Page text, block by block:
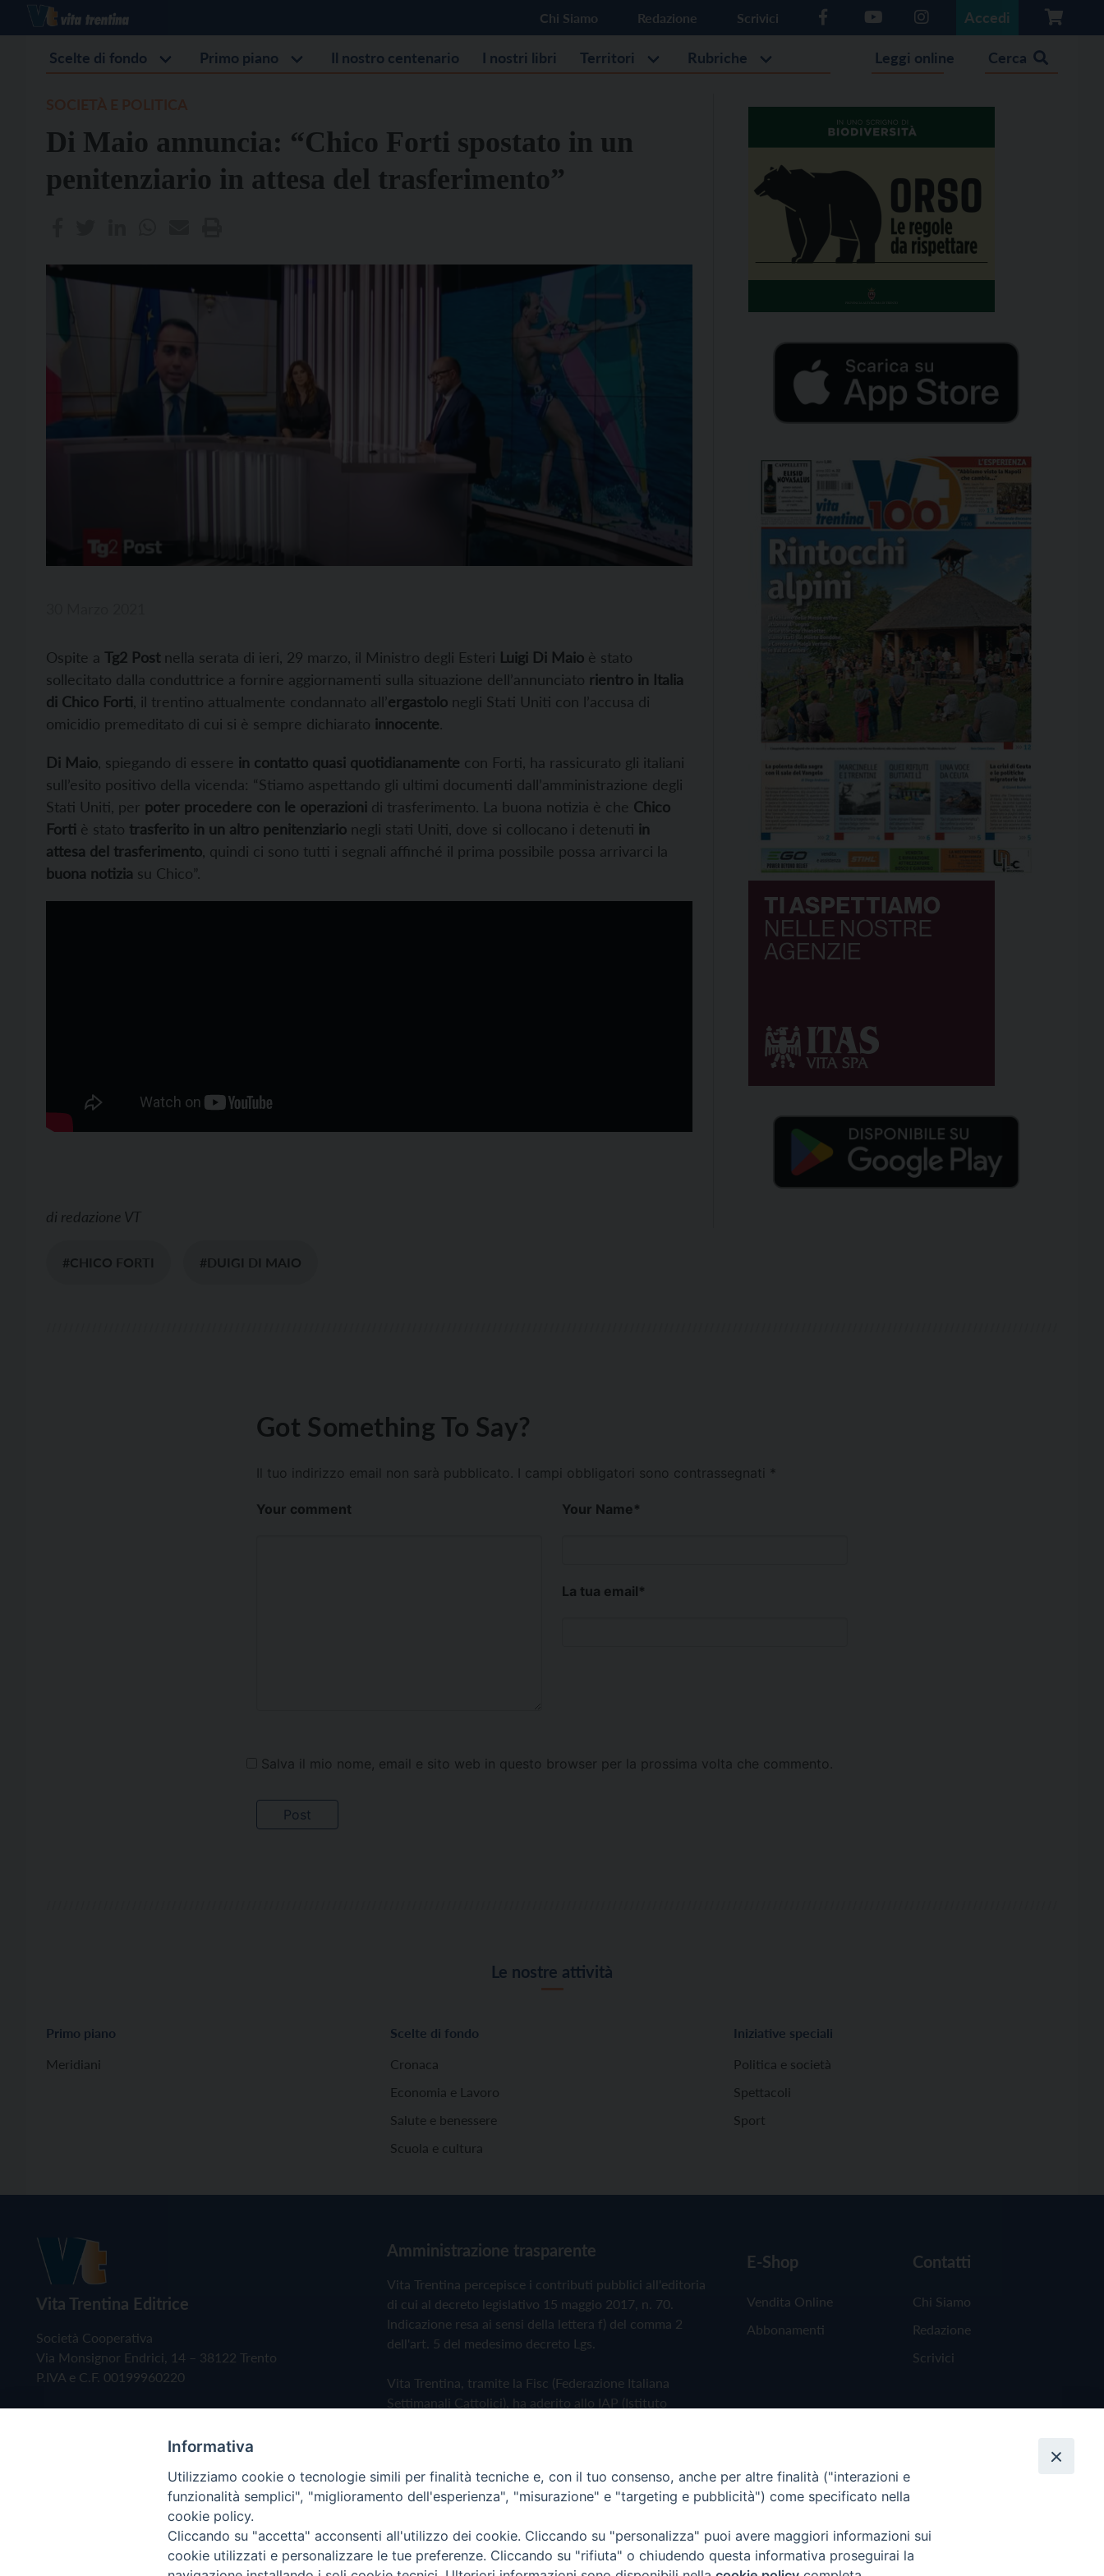
Chi Siamo Redazione Scrivici Accedi
Scelte di fondo Primo piano Il nostro centenario I nostri libri Territori Rubriche Leggi online Cerca
Di Maio annuncia: “Chico Forti spostato in un
penitenziario in attesa del trasferimento”
Ospite a Tg2 Post nella serata di ieri, 29 marzo, il Ministro degli Esteri Luigi Di Maio è stato
sollecitato dalla conduttrice a fornire aggiornamenti sulla situazione dell’annunciato rientro in Italia
di Chico Forti , il trentino attualmente condannato all’ergastolo negli Stati Uniti con l’accusa di
omicidio premeditato di cui si è sempre dichiarato innocente.
Di Maio , spiegando di essere in contatto quasi quotidianamente con Forti, ha rassicurato gli italiani
sull’esito positivo della vicenda: “Stiamo aspettando gli ultimi documenti dall’amministrazione degli
Stati Uniti, per poter procedere con le operazioni di trasferimento. La buona notizia è che Chico
Forti è stato trasferito in un altro penitenziario negli stati Uniti, dove si collocano i detenuti in
attesa del trasferimento , quindi ci sono tutti i segnali affinché il prima possibile possa arrivarci la
buona notizia su Chico”.
di redazione VT
#CHICO FORTI #DUIGI DI MAIO
Got Something To Say?
Il tuo indirizzo email non sarà pubblicato. I campi obbligatori sono contrassegnati *
Your comment Your Name*
La tua email*
Salva il mio nome, email e sito web in questo browser per la prossima volta che commento.
Le nostre attività
Primo piano
Meridiani
Scelte di fondo
Cronaca
Economia e Lavoro
Salute e benessere
Scuola e cultura
Iniziative speciali
Politica e società
Spettacoli
Sport
Vita Trentina Editrice
Società Cooperativa
Via Monsignor Endrici, 14 – 38122 Trento
P.IVA e C.F. 00199960220
Amministrazione trasparente
Vita Trentina percepisce i contributi pubblici all'editoria
di cui al decreto legislativo 15 maggio 2017, n. 70.
Indicazione resa ai sensi della lettera f) del comma 2
dell'art. 5 del medesimo decreto Lgs.
Vita Trentina, tramite la Fisc (Federazione Italiana
Settimanali Cattolici), ha aderito allo IAP (Istituto
Privacy Policy Cookie Policy
E-Shop
Vendita Online
Abbonamenti
Contatti
Chi Siamo
Redazione
Scrivici
Copyright © 2019 - Tutti i diritti riservati - Vita Trentina Editrice
Informativa
Utilizziamo cookie o tecnologie simili per finalità tecniche e, con il tuo consenso, anche per altre finalità ("interazioni e
funzionalità semplici", "miglioramento dell'esperienza", "misurazione" e "targeting e pubblicità") come specificato nella
cookie policy.
Cliccando su "accetta" acconsenti all'utilizzo dei cookie. Cliccando su "personalizza" puoi avere maggiori informazioni sui
cookie utilizzati e personalizzare le tue preferenze. Cliccando su "rifiuta" o chiudendo questa informativa proseguirai la